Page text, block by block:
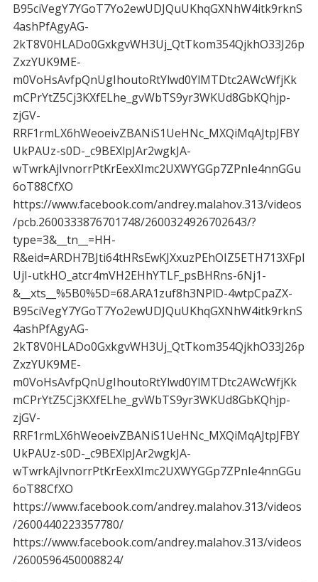
B95ciVegY7YGoT7Yo2ewUDJQuUKhqGXNhW4itk9rknS
4ashPfAgyAG-
2kT8V0HLADo0GxkgvWH3Uj_QtTkom354QjkhO33J26p
ZxzYUK9ME-
m0VoHsAvfpQnUgIhoutoRtYlwd0YlMTDtc2AWcWfjKk
mCPrYtZ5Cj3KXfELhe_gvWbTS9yr3WKUd8GbKQhjp-
zjGV-
RRF1rmLX6hWeoeivZBANiS1UeHNc_MXQiMqAJtpJFBY
UkPAUz-s0D-_c9BEXlpJAr2wgkJA-
wTwrkAjIvnorrPtKrEexXImc2UXWYGGp7ZPnIe4nnGGu
6oT88CfXO
https://www.facebook.com/andrey.malahov.313/videos
/pcb.2600333876701748/2600324926702643/?
type=3&__tn__=HH-
R&eid=ARDH7BJti64tHRsEwKJXxuzPEhOIZ5ETH713XFpl
UjI-utkHO_atcr4mVH2EHhYTLF_psBHRns-6Nj1-
&__xts__%5B0%5D=68.ARA1zuf8h3NPlD-4wtpCpaZX-
B95ciVegY7YGoT7Yo2ewUDJQuUKhqGXNhW4itk9rknS
4ashPfAgyAG-
2kT8V0HLADo0GxkgvWH3Uj_QtTkom354QjkhO33J26p
ZxzYUK9ME-
m0VoHsAvfpQnUgIhoutoRtYlwd0YlMTDtc2AWcWfjKk
mCPrYtZ5Cj3KXfELhe_gvWbTS9yr3WKUd8GbKQhjp-
zjGV-
RRF1rmLX6hWeoeivZBANiS1UeHNc_MXQiMqAJtpJFBY
UkPAUz-s0D-_c9BEXlpJAr2wgkJA-
wTwrkAjIvnorrPtKrEexXImc2UXWYGGp7ZPnIe4nnGGu
6oT88CfXO
https://www.facebook.com/andrey.malahov.313/videos
/2600440223357780/
https://www.facebook.com/andrey.malahov.313/videos
/2600596450008824/